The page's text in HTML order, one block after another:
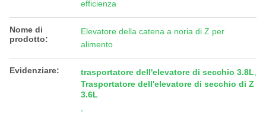
efficienza
Nome di
prodotto:
Elevatore della catena a noria di Z per
alimento
Evidenziare: trasportatore dell'elevatore di secchio 3.8L,
Trasportatore dell'elevatore di secchio di Z
3.6L
,